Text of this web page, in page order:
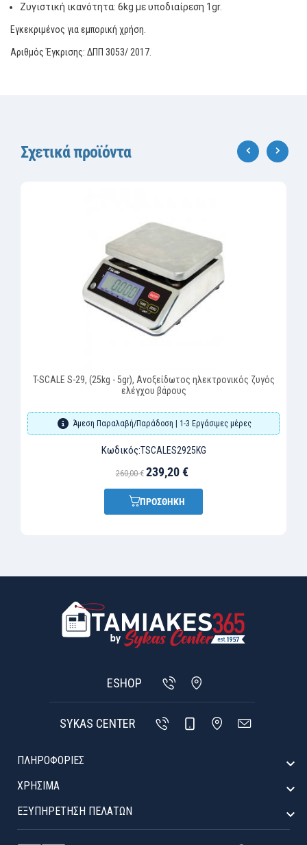
Ζυγιστική ικανότητα: 6kg με υποδιαίρεση 1gr.
Εγκεκριμένος για εμπορική χρήση.
Αριθμός Έγκρισης: ΔΠΠ 3053/ 2017.
Σχετικά προϊόντα
T-SCALE S-29, (25kg - 5gr), Ανοξείδωτος ηλεκτρονικός ζυγός
ελέγχου βάρους
Άμεση Παραλαβή/Παράδοση | 1-3 Εργάσιμες μέρες
Κωδικός:TSCALES2925KG
260,00 € 239,20 €
ΠΡΟΣΘΗΚΗ
ESHOP
SYKAS CENTER
ΠΛΗΡΟΦΟΡΙΕΣ 
ΧΡΉΣΙΜΑ 
ΕΞΥΠΗΡΈΤΗΣΗ ΠΕΛΑΤΏΝ 